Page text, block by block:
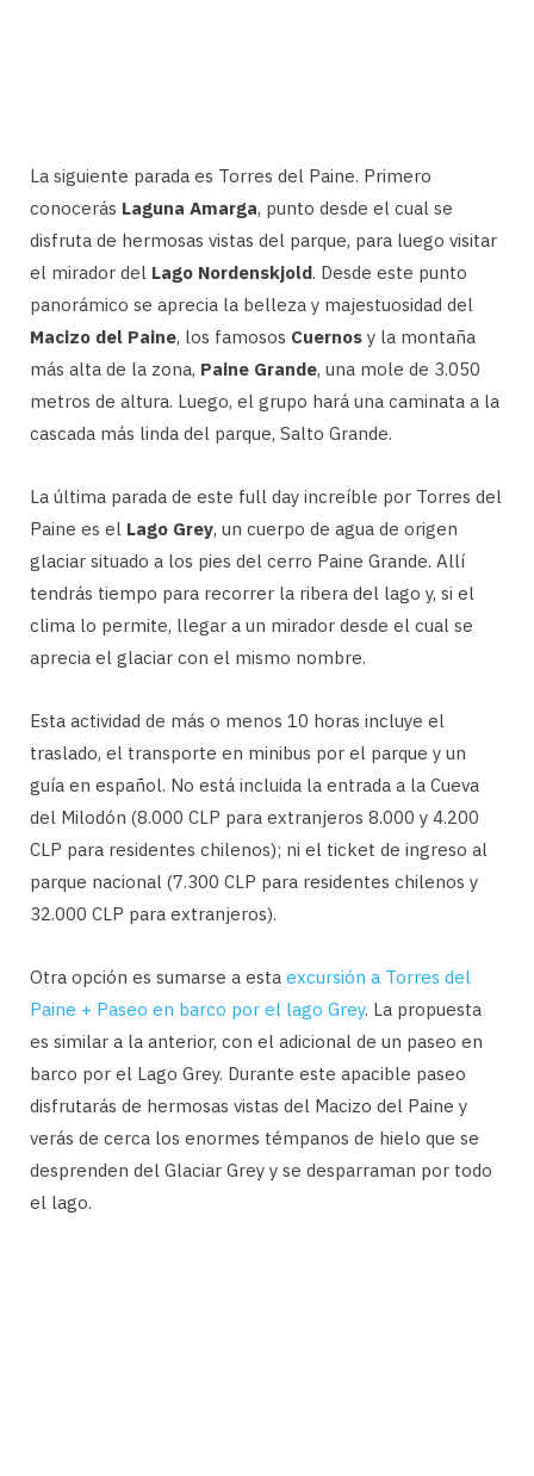
La siguiente parada es Torres del Paine. Primero
conocerás Laguna Amarga, punto desde el cual se
disfruta de hermosas vistas del parque, para luego visitar
el mirador del Lago Nordenskjold. Desde este punto
panorámico se aprecia la belleza y majestuosidad del
Macizo del Paine, los famosos Cuernos y la montaña
más alta de la zona, Paine Grande, una mole de 3.050
metros de altura. Luego, el grupo hará una caminata a la
cascada más linda del parque, Salto Grande.
La última parada de este full day increíble por Torres del
Paine es el Lago Grey, un cuerpo de agua de origen
glaciar situado a los pies del cerro Paine Grande. Allí
tendrás tiempo para recorrer la ribera del lago y, si el
clima lo permite, llegar a un mirador desde el cual se
aprecia el glaciar con el mismo nombre.
Esta actividad de más o menos 10 horas incluye el
traslado, el transporte en minibus por el parque y un
guía en español. No está incluida la entrada a la Cueva
del Milodón (8.000 CLP para extranjeros 8.000 y 4.200
CLP para residentes chilenos); ni el ticket de ingreso al
parque nacional (7.300 CLP para residentes chilenos y
32.000 CLP para extranjeros).
Otra opción es sumarse a esta excursión a Torres del
Paine + Paseo en barco por el lago Grey. La propuesta
es similar a la anterior, con el adicional de un paseo en
barco por el Lago Grey. Durante este apacible paseo
disfrutarás de hermosas vistas del Macizo del Paine y
verás de cerca los enormes témpanos de hielo que se
desprenden del Glaciar Grey y se desparraman por todo
el lago.